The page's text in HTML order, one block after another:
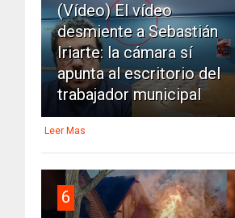
(Vídeo) El vídeo
desmiente a Sebastián
Iriarte: la cámara sí
apunta al escritorio del
trabajador municipal
Leer Mas
6